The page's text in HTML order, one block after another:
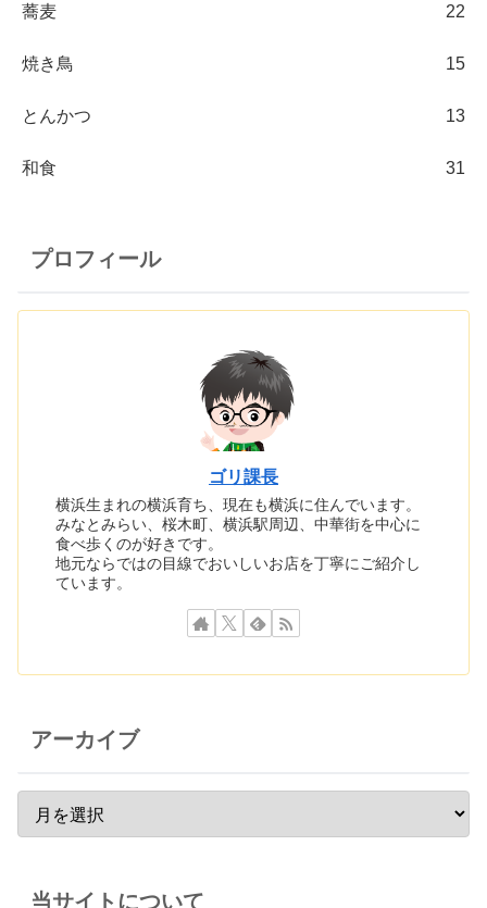
蕎麦 22
焼き鳥 15
とんかつ 13
和食 31
プロフィール
ゴリ課長
横浜生まれの横浜育ち、現在も横浜に住んでいます。
みなとみらい、桜木町、横浜駅周辺、中華街を中心に
食べ歩くのが好きです。
地元ならではの目線でおいしいお店を丁寧にご紹介し
ています。
アーカイブ
当サイトについて